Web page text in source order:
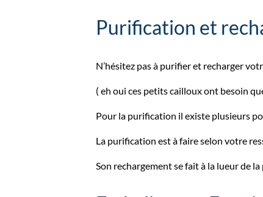
Purification et
N’hésitez pas à purifier et recharger
( eh oui ces petits cailloux ont besoin
Pour la purification il existe plusieurs
La purification est à faire selon votre
Son rechargement se fait à la lueur de